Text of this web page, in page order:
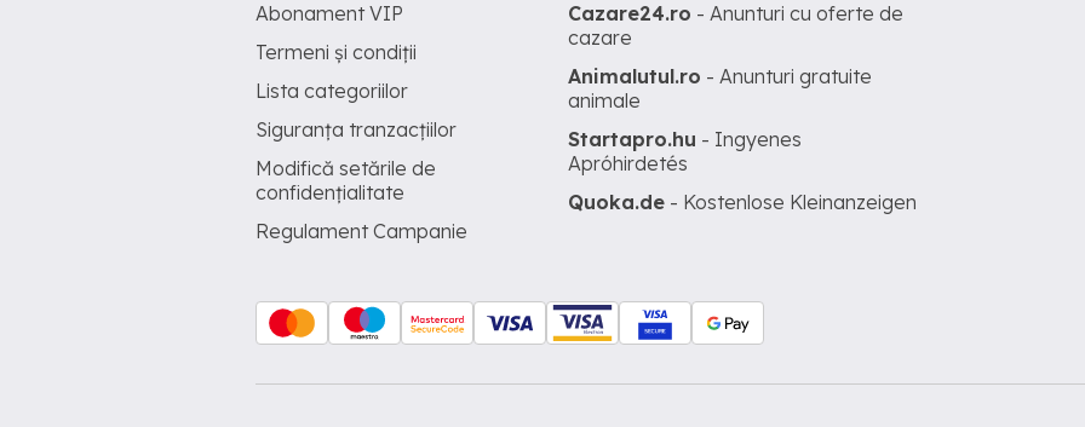
Abonament VIP
Termeni și condiții
Lista categoriilor
Siguranța tranzacțiilor
Modifică setările de
confidențialitate
Regulament Campanie
Cazare24.ro - Anunturi cu oferte de
cazare
Animalutul.ro - Anunturi gratuite
animale
Startapro.hu - Ingyenes
Apróhirdetés
Quoka.de - Kostenlose Kleinanzeigen